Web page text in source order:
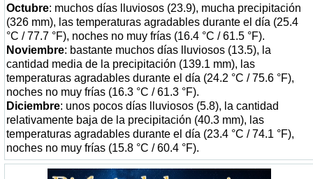
Octubre: muchos días lluviosos (23.9), mucha precipitación
(326 mm), las temperaturas agradables durante el día (25.4
°C / 77.7 °F), noches no muy frías (16.4 °C / 61.5 °F).
Noviembre: bastante muchos días lluviosos (13.5), la
cantidad media de la precipitación (139.1 mm), las
temperaturas agradables durante el día (24.2 °C / 75.6 °F),
noches no muy frías (16.3 °C / 61.3 °F).
Diciembre: unos pocos días lluviosos (5.8), la cantidad
relativamente baja de la precipitación (40.3 mm), las
temperaturas agradables durante el día (23.4 °C / 74.1 °F),
noches no muy frías (15.8 °C / 60.4 °F).